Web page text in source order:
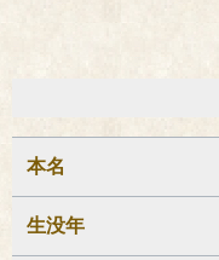
本名
生没年